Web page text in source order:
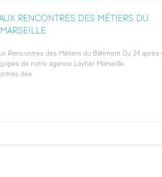
RENCONTRES DES MÉTIERS DU
Rencontres des Métiers du Bâtiment Du 24 après-
de notre agence Layher Marseille
des